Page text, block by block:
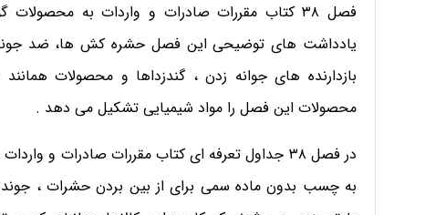
فصل ۳۸ کتاب مقررات صادرات و واردات به
یادداشت های توضیحی این فصل حشره کش ها، ضد
بازدارنده های جوانه زدن ، گندزداها و محصولات
محصولات این فصل را مواد شیمیایی تشکیل می دهد .
در فصل ۳۸ جداول تعرفه ای کتاب مقررات صادرات و